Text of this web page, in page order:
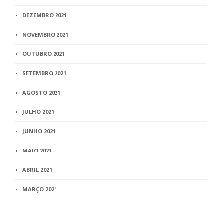
DEZEMBRO 2021
NOVEMBRO 2021
OUTUBRO 2021
SETEMBRO 2021
AGOSTO 2021
JULHO 2021
JUNHO 2021
MAIO 2021
ABRIL 2021
MARÇO 2021